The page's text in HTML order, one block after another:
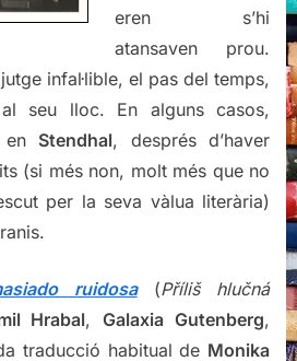
eren s’hi
atansaven prou.
infal·lible, el pas del temps,
seu lloc. En alguns casos,
en Stendhal, després d’haver
(si més non, molt més que no
per la seva vàlua literària)
ruidosa(Příliš hlučná
Hrabal,Galaxia Gutenberg,
traducció habitual de Monika